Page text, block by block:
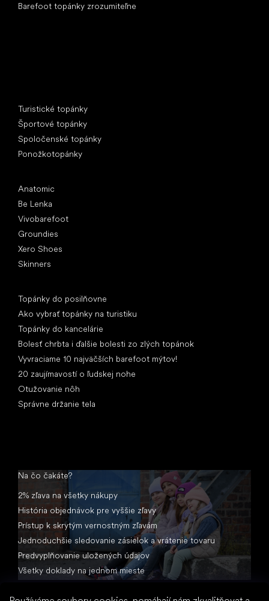
Barefoot topánky zrozumiteľne
Turistické topánky
Športové topánky
Spoločenské topánky
Ponožkotopánky
Anatomic
Be Lenka
Vivobarefoot
Groundies
Xero Shoes
Skinners
Topánky do posilňovne
Ako vybrať topánky na turistiku
Topánky do kancelárie
Bolesť chrbta i ďalšie bolesti zo zlých topánok
Vyvraciame 10 najväčších barefoot mýtov!
20 zaujímavostí o ľudskej nohe
Otužovanie nôh
Správne držanie tela
Na čo čakáte?
2% zľava na všetky nákupy
História objednávok pre vyššie zľavy
Prístup k skrytým vernostným zľavám
Jednoduchšie sledovanie zásielok a vrátenie tovaru
Predvyplňovanie uložených údajov
Všetky doklady na jednom mieste